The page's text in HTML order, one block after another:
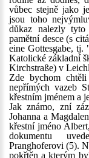
vůbec stejně jako
jsou toho
důkaz nalezly
pamětní desce (s
eine Gottesgabe,
Katolické základní
Kirchstraße) v
Zde bychom
nepřímých vazeb
křestním jménem a
Jak známo, zní
Johanna a
křestní jméno
dokumentu
Pranghoferovi (5).
pokřtěn a kterým